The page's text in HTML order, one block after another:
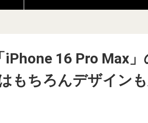
iPhone 16 Pro Max」
もちろんデザイン